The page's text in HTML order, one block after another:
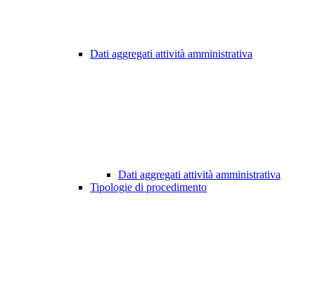
Dati aggregati attività amministrativa
Dati aggregati attività amministrativa
Tipologie di procedimento